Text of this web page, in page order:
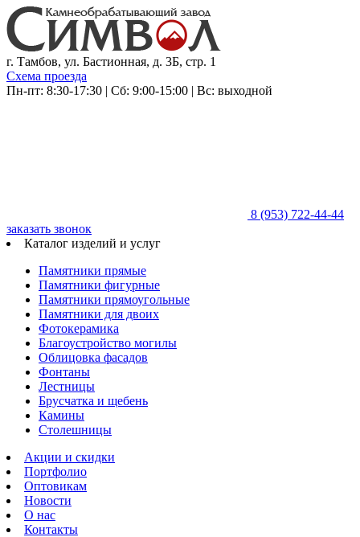
г. Тамбов, ул. Бастионная, д. 3Б, стр. 1
Схема проезда
Пн-пт: 8:30-17:30 | Сб: 9:00-15:00 | Вс: выходной
8 (953) 722-44-44
заказать звонок
Каталог изделий и услуг
Памятники прямые
Памятники фигурные
Памятники прямоугольные
Памятники для двоих
Фотокерамика
Благоустройство могилы
Облицовка фасадов
Фонтаны
Лестницы
Брусчатка и щебень
Камины
Столешницы
Акции и скидки
Портфолио
Оптовикам
Новости
О нас
Контакты